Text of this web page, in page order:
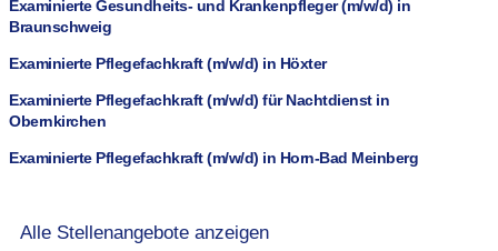
Examinierte Gesundheits- und Krankenpfleger (m/w/d) in
Braunschweig
Examinierte Pflegefachkraft (m/w/d) in Höxter
Examinierte Pflegefachkraft (m/w/d) für Nachtdienst in
Obernkirchen
Examinierte Pflegefachkraft (m/w/d) in Horn-Bad Meinberg
Alle Stellenangebote anzeigen